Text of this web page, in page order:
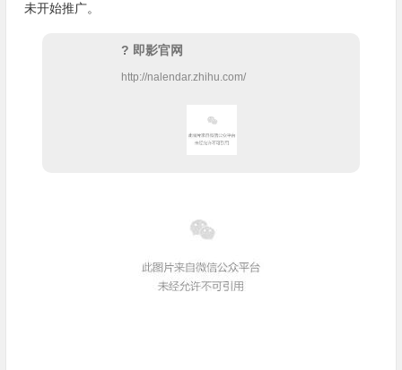
未开始推广。
? 即影官网
http://nalendar.zhihu.com/